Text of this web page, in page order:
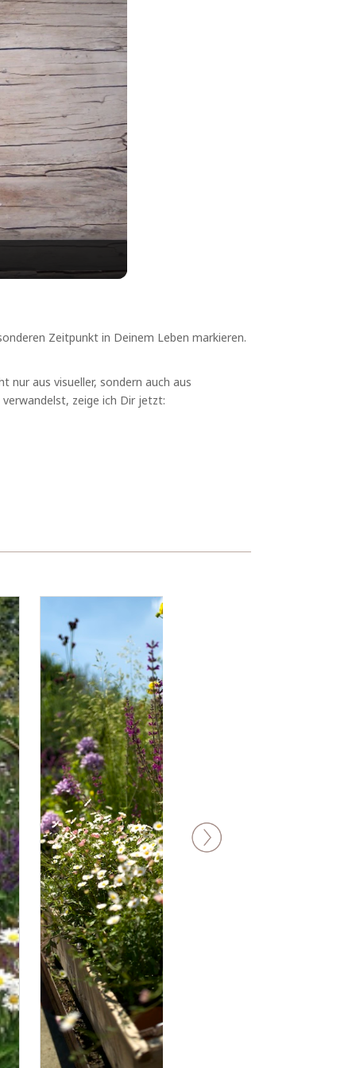
Zeitpunkt in Deinem Leben markieren.
nur aus visueller, sondern auch aus
zeige ich Dir jetzt: